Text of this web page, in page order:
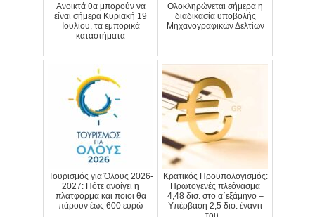
Ανοικτά θα μπορούν να
είναι σήμερα Κυριακή 19
Ιουλίου, τα εμπορικά
καταστήματα
Ολοκληρώνεται σήμερα η
διαδικασία υποβολής
Μηχανογραφικών Δελτίων
Τουρισμός για Όλους 2026-
2027: Πότε ανοίγει η
πλατφόρμα και ποιοι θα
πάρουν έως 600 ευρώ
Κρατικός Προϋπολογισμός:
Πρωτογενές πλεόνασμα
4,48 δισ. στο α΄εξάμηνο –
Υπέρβαση 2,5 δισ. έναντι